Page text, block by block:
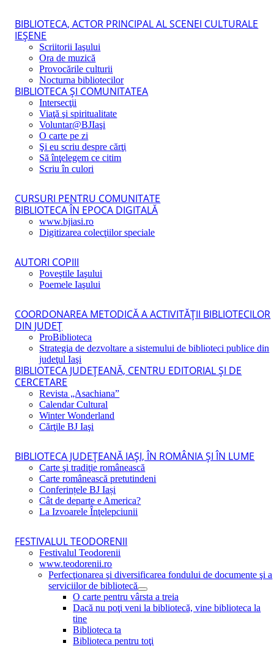
BIBLIOTECA, ACTOR PRINCIPAL AL SCENEI CULTURALE
IEŞENE
Scriitorii Iaşului
Ora de muzică
Provocările culturii
Nocturna bibliotecilor
BIBLIOTECA ŞI COMUNITATEA
Intersecţii
Viaţă şi spiritualitate
Voluntar@BJIaşi
O carte pe zi
Şi eu scriu despre cărţi
Să înţelegem ce citim
Scriu în culori
CURSURI PENTRU COMUNITATE
BIBLIOTECA ÎN EPOCA DIGITALĂ
www.bjiasi.ro
Digitizarea colecţiilor speciale
AUTORI COPIII
Poveştile Iaşului
Poemele Iaşului
COORDONAREA METODICĂ A ACTIVITĂŢII BIBLIOTECILOR
DIN JUDEŢ
ProBiblioteca
Strategia de dezvoltare a sistemului de biblioteci publice din
judeţul Iaşi
BIBLIOTECA JUDEŢEANĂ, CENTRU EDITORIAL ŞI DE
CERCETARE
Revista „Asachiana”
Calendar Cultural
Winter Wonderland
Cărţile BJ Iaşi
BIBLIOTECA JUDEŢEANĂ IAŞI, ÎN ROMÂNIA ŞI ÎN LUME
Carte şi tradiţie românească
Carte românească pretutindeni
Conferințele BJ Iași
Cât de departe e America?
La Izvoarele Înţelepciunii
FESTIVALUL TEODORENII
Festivalul Teodorenii
www.teodorenii.ro
Perfecţionarea şi diversificarea fondului de documente şi a
serviciilor de bibliotecă
O carte pentru vârsta a treia
Dacă nu poţi veni la bibliotecă, vine biblioteca la
tine
Biblioteca ta
Biblioteca pentru toţi